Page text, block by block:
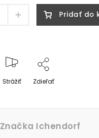
Pridať do
Strážiť Zdieľať
Značka Ichendorf